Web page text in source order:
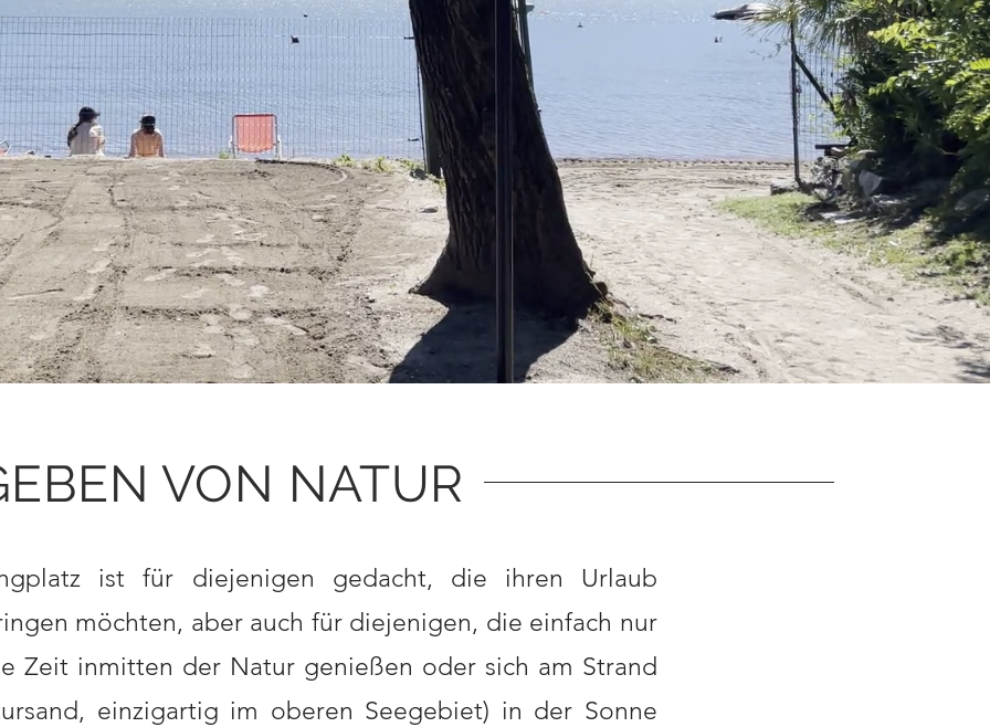
VON NATUR
ist für diejenigen gedacht, die ihren Urlaub
möchten, aber auch für diejenigen, die einfach nur
Zeit inmitten der Natur genießen oder sich am Strand
einzigartig im oberen Seegebiet) in der Sonne